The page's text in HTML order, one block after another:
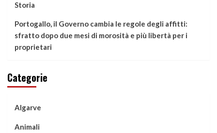
Storia
Portogallo, il Governo cambia le regole degli affitti:
sfratto dopo due mesi di morosità e più libertà per i
proprietari
Categorie
Algarve
Animali